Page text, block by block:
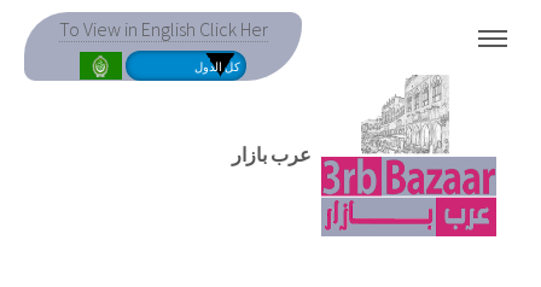
To View in English Click Her
عرب بازار